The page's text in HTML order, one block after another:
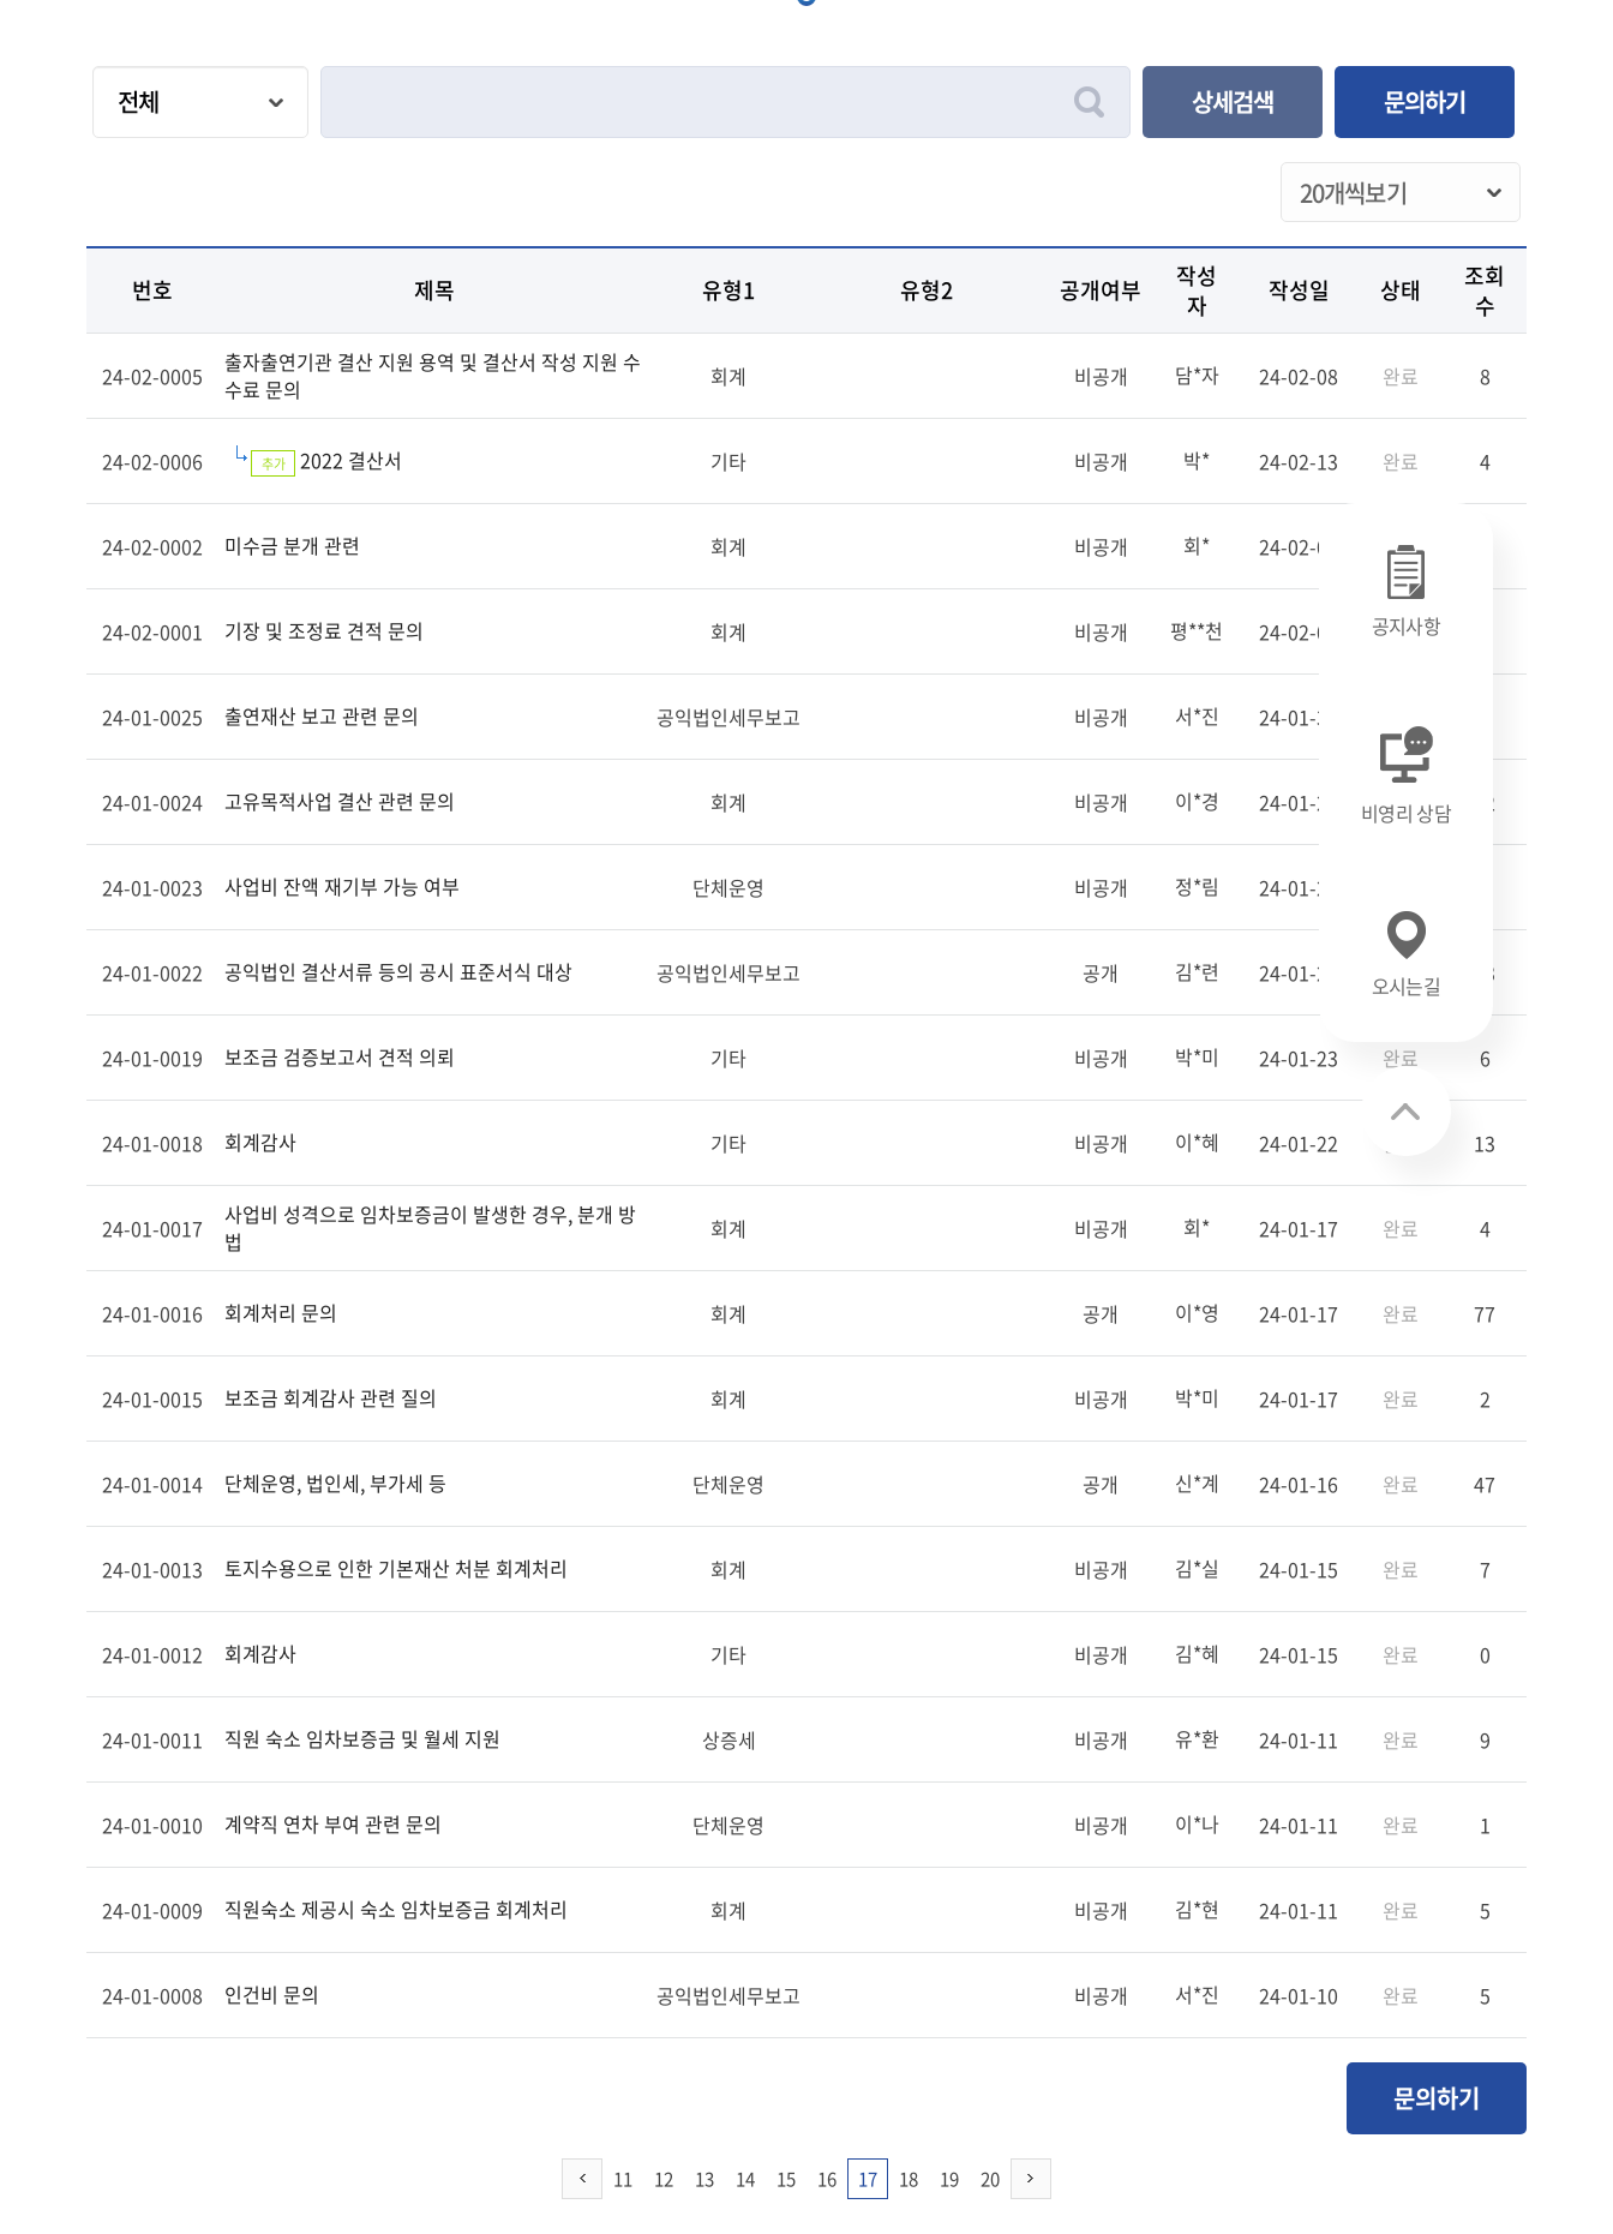
상세검색 문의하기
번호 제목 유형1 유형2 공개여부
작성
자
작성일 상태
조회
수
24-02-0005
출자출연기관 결산 지원 용역 및 결산서 작성 지원 수
수료 문의
회계 비공개 담*자 24-02-08 완료 8
24-02-0006 추가 2022 결산서 기타 비공개 박* 24-02-13 완료 4
24-02-0002 미수금 분개 관련 회계 비공개 회* 24-02-08 완료
24-02-0001 기장 및 조정료 견적 문의 회계 비공개 평**천 24-02-02 완료
24-01-0025 출연재산 보고 관련 문의 공익법인세무보고 비공개 서*진 24-01-30
24-01-0024 고유목적사업 결산 관련 문의 회계 비공개 이*경 24-01-25 완료 12
24-01-0023 사업비 잔액 재기부 가능 여부 단체운영 비공개 정*림 24-01-24
24-01-0022 공익법인 결산서류 등의 공시 표준서식 대상 공익법인세무보고 공개 김*련 24-01-23 완료 43
24-01-0019 보조금 검증보고서 견적 의뢰 기타 비공개 박*미 24-01-23 완료 6
24-01-0018 회계감사 기타 비공개 이*혜 24-01-22 13
24-01-0017
사업비 성격으로 임차보증금이 발생한 경우, 분개 방
법
회계 비공개 회* 24-01-17 완료 4
24-01-0016 회계처리 문의 회계 공개 이*영 24-01-17 완료 77
24-01-0015 보조금 회계감사 관련 질의 회계 비공개 박*미 24-01-17 완료 2
24-01-0014 단체운영, 법인세, 부가세 등 단체운영 공개 신*계 24-01-16 완료 47
24-01-0013 토지수용으로 인한 기본재산 처분 회계처리 회계 비공개 김*실 24-01-15 완료 7
24-01-0012 회계감사 기타 비공개 김*혜 24-01-15 완료 0
24-01-0011 직원 숙소 임차보증금 및 월세 지원 상증세 비공개 유*환 24-01-11 완료 9
24-01-0010 계약직 연차 부여 관련 문의 단체운영 비공개 이*나 24-01-11 완료 1
24-01-0009 직원숙소 제공시 숙소 임차보증금 회계처리 회계 비공개 김*현 24-01-11 완료 5
24-01-0008 인건비 문의 공익법인세무보고 비공개 서*진 24-01-10 완료 5
문의하기
11 12 13 14 15 16 17 18 19 20
공지사항
비영리 상담
오시는길